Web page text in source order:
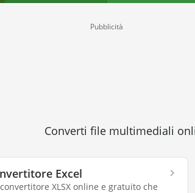
Pubblicità
Converti file multimediali
Excel
XLSX online e gratuito che